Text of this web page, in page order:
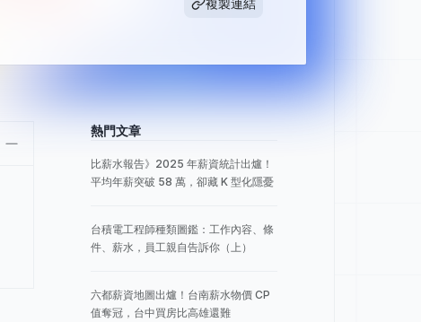
複製連結
熱門文章
比薪水報告》2025 年薪資統計出爐！
平均年薪突破 58 萬，卻藏 K 型化隱憂
台積電工程師種類圖鑑：工作內容、條
件、薪水，員工親自告訴你（上）
六都薪資地圖出爐！台南薪水物價 CP
值奪冠，台中買房比高雄還難